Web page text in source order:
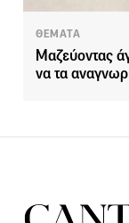
ΘΕΜΑΤΑ
Μαζεύοντας
να τα